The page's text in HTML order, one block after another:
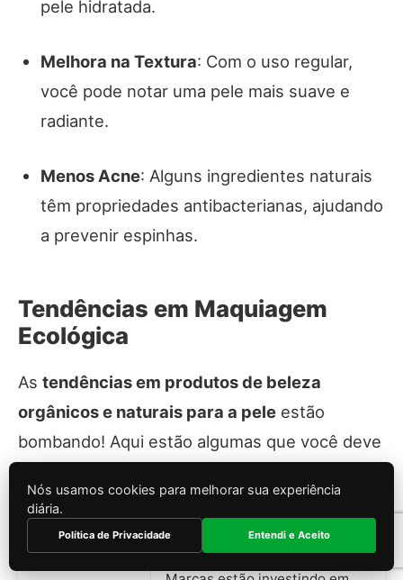
pele hidratada.
Melhora na Textura: Com o uso regular,
você pode notar uma pele mais suave e
radiante.
Menos Acne: Alguns ingredientes naturais
têm propriedades antibacterianas, ajudando
a prevenir espinhas.
Tendências em Maquiagem
Ecológica
As tendências em produtos de beleza
orgânicos e naturais para a pele estão
bombando! Aqui estão algumas que você deve
Tendência Descrição
Nós usamos cookies para melhorar sua experiência
diária.
Política de Privacidade Entendi e Aceito